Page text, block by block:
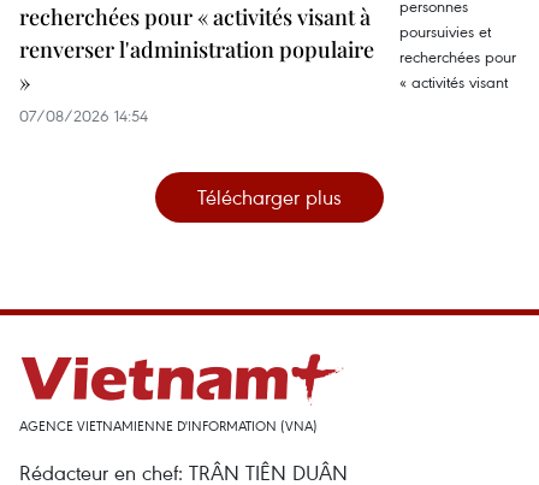
recherchées pour « activités visant à
renverser l'administration populaire
»
07/08/2026 14:54
Télécharger plus
AGENCE VIETNAMIENNE D'INFORMATION (VNA)
Rédacteur en chef: TRÂN TIÊN DUÂN